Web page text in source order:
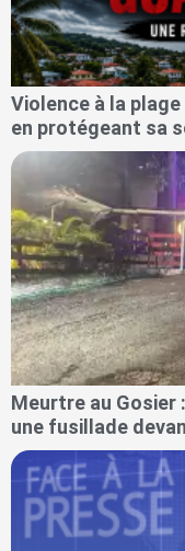
Violence à la
en protégeant sa
Meurtre au Gosier
une fusillade